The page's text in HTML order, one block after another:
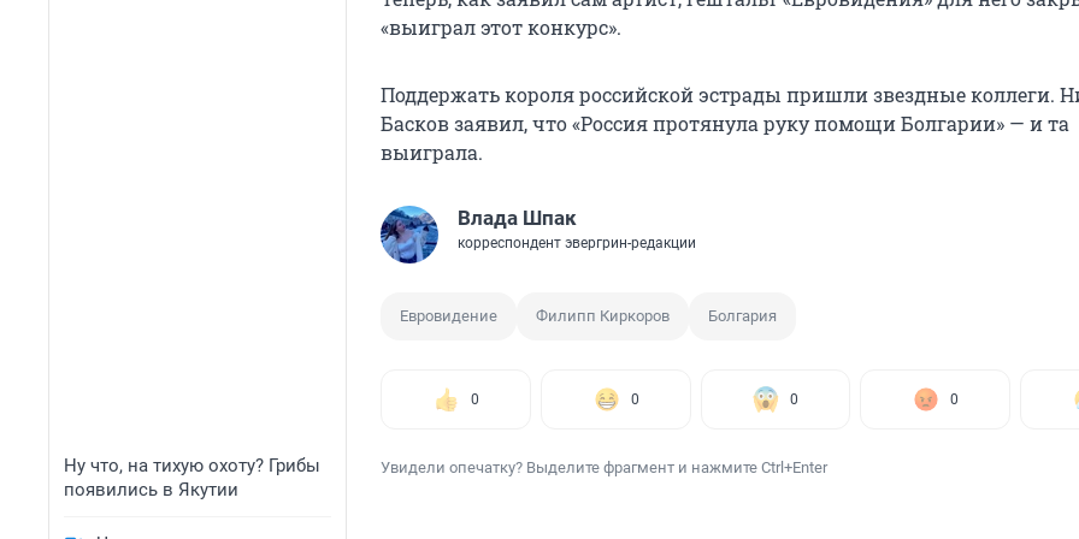
Ну что, на тихую охоту? Грибы
появились в Якутии
«выиграл этот конкурс».
Поддержать короля российской эстрады пришли звездные коллеги.
Басков заявил, что «Россия протянула руку помощи Болгарии» — и та
выиграла.
Влада Шпак
корреспондент эвергрин-редакции
Евровидение Филипп Киркоров Болгария
0 0 0 0
Увидели опечатку? Выделите фрагмент и нажмите Ctrl+Enter